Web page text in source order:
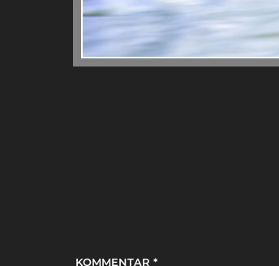
KOMMENTAR *